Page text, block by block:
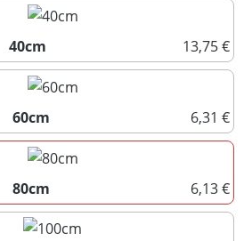
40cm
13,75 €
40cm
60cm
6,31 €
60cm
80cm
6,13 €
80cm